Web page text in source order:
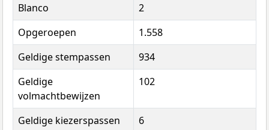
Blanco
2
Opgeroepen
1.558
Geldige stempassen
934
Geldige
volmachtbewijzen
102
Geldige kiezerspassen
6